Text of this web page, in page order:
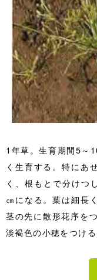
1年草。生育期間5～
く生育する。特にあ
く、根もとで分けつ
㎝になる。葉は細長
茎の先に散形花序を
淡褐色の小穂をつける